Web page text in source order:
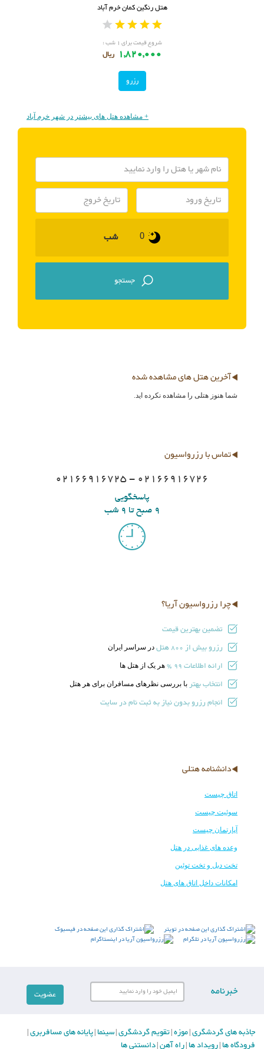
هتل رنگین کمان خرم آباد
شروع قیمت برای ۱ شب :
1,820,000 ریال
رزرو
+ مشاهده هتل های بیشتر در شهر خرم آباد
شب
آخرین هتل های مشاهده شده
شما هنوز هتلی را مشاهده نکرده اید.
تماس با رزرواسیون
02166916725 - 02166916726
پاسخگویی
9 صبح تا 9 شب
چرا رزرواسیون آریا؟
تضمین بهترین قیمت
رزرو بیش از 800 هتل در سراسر ایران
ارائه اطلاعات 99 % هر یک از هتل ها
انتخاب بهتر با بررسی نظرهای مسافران برای هر هتل
انجام رزرو بدون نیاز به ثبت نام در سایت
دانشنامه هتلی
اتاق چیست
سوئیت چیست
آپارتمان چیست
وعده های غذایی در هتل
تخت دبل و تخت توئین
امکانات داخل اتاق های هتل
خبرنامه
جاذبه های گردشگری|موزه|تقویم گردشگری|سینما|پایانه های مسافربری|
فرودگاه ها|رویداد ها|راه آهن|دانستنی ها